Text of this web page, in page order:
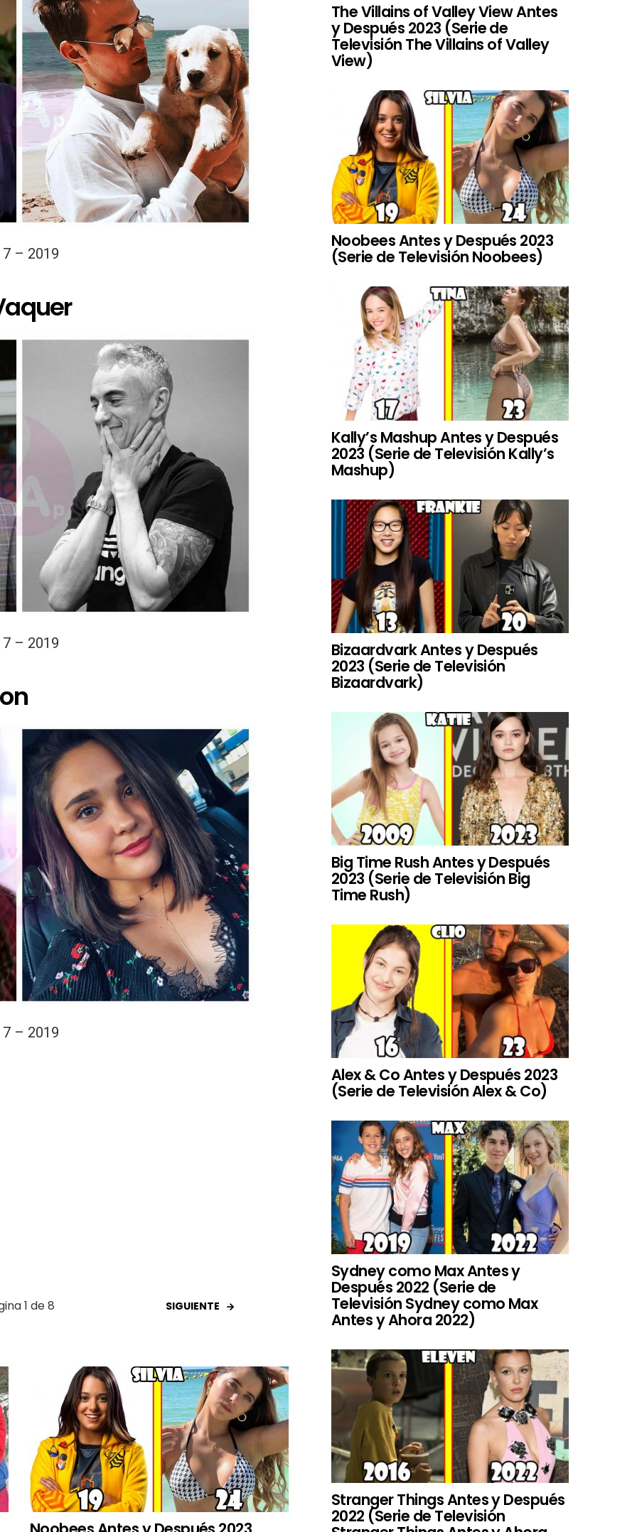
– 2019
– 2019
– 2019
1 de 8 SIGUIENTE
The Villains of Valley View Antes
y Después 2023 (Serie de
Televisión The Villains of Valley
View)
Noobees Antes y Después 2023
(Serie de Televisión Noobees)
Kally’s Mashup Antes y Después
2023 (Serie de Televisión Kally’s
Mashup)
Bizaardvark Antes y Después
2023 (Serie de Televisión
Bizaardvark)
Big Time Rush Antes y Después
2023 (Serie de Televisión Big
Time Rush)
Alex & Co Antes y Después 2023
(Serie de Televisión Alex & Co)
Sydney como Max Antes y
Después 2022 (Serie de
Televisión Sydney como Max
Antes y Ahora 2022)
Stranger Things Antes y Después
2022 (Serie de Televisión